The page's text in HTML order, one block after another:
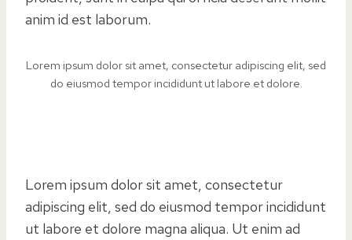
anim id est laborum.
Lorem ipsum dolor sit amet, consectetur adipiscing elit, sed
do eiusmod tempor incididunt ut labore et dolore.
Lorem ipsum dolor sit amet, consectetur
adipiscing elit, sed do eiusmod tempor incididunt
ut labore et dolore magna aliqua. Ut enim ad